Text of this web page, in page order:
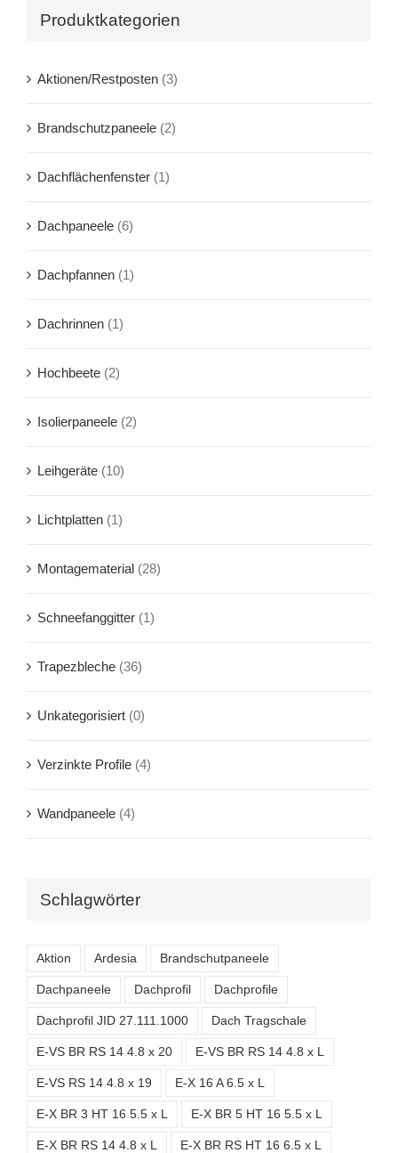
Produktkategorien
Aktionen/Restposten (3)
Brandschutzpaneele (2)
Dachflächenfenster (1)
Dachpaneele (6)
Dachpfannen (1)
Dachrinnen (1)
Hochbeete (2)
Isolierpaneele (2)
Leihgeräte (10)
Lichtplatten (1)
Montagematerial (28)
Schneefanggitter (1)
Trapezbleche (36)
Unkategorisiert (0)
Verzinkte Profile (4)
Wandpaneele (4)
Schlagwörter
Aktion Ardesia Brandschutpaneele
Dachpaneele Dachprofil Dachprofile
Dachprofil JID 27.111.1000 Dach Tragschale
E-VS BR RS 14 4.8 x 20 E-VS BR RS 14 4.8 x L
E-VS RS 14 4.8 x 19 E-X 16 A 6.5 x L
E-X BR 3 HT 16 5.5 x L E-X BR 5 HT 16 5.5 x L
E-X BR RS 14 4.8 x L E-X BR RS HT 16 6.5 x L